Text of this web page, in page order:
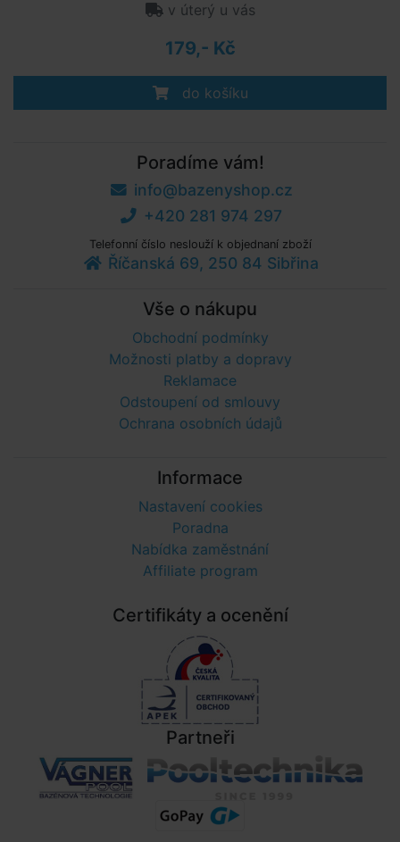
v úterý u vás
179,- Kč
do košíku
Poradíme vám!
info@bazenyshop.cz
+420 281 974 297
Telefonní číslo neslouží k objednaní zboží
Říčanská 69, 250 84 Sibřina
Vše o nákupu
Obchodní podmínky
Možnosti platby a dopravy
Reklamace
Odstoupení od smlouvy
Ochrana osobních údajů
Informace
Nastavení cookies
Poradna
Nabídka zaměstnání
Affiliate program
Certifikáty a ocenění
Partneři